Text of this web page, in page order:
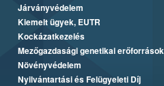
Járványvédelem
Kiemelt ügyek, EUTR
Kockázatkezelés
Mezőgazdasági genetikai erőforrások
Növényvédelem
Nyilvántartási és Felügyeleti Díj